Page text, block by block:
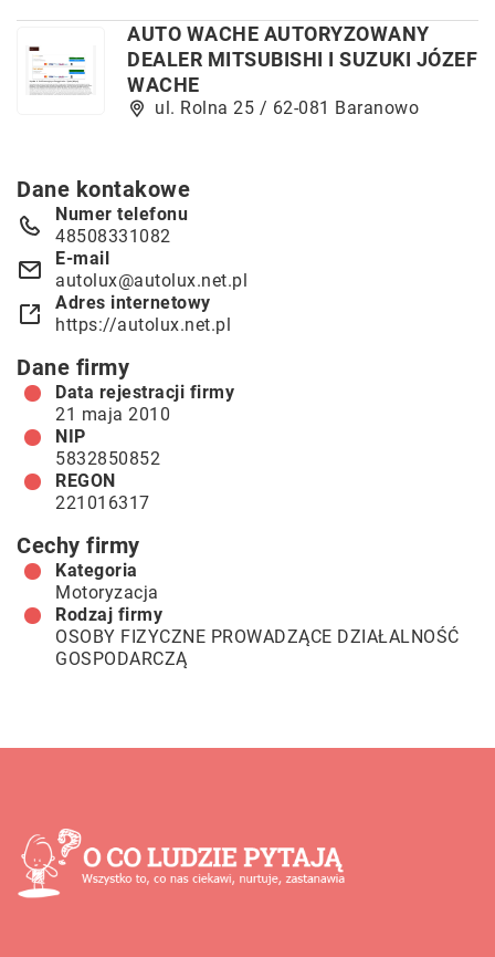
AUTO WACHE AUTORYZOWANY
DEALER MITSUBISHI I SUZUKI JÓZEF
WACHE
ul. Rolna 25 / 62-081 Baranowo
Dane kontakowe
Numer telefonu
48508331082
E-mail
autolux@autolux.net.pl
Adres internetowy
https://autolux.net.pl
Dane firmy
Data rejestracji firmy
21 maja 2010
NIP
5832850852
REGON
221016317
Cechy firmy
Kategoria
Motoryzacja
Rodzaj firmy
OSOBY FIZYCZNE PROWADZĄCE DZIAŁALNOŚĆ
GOSPODARCZĄ